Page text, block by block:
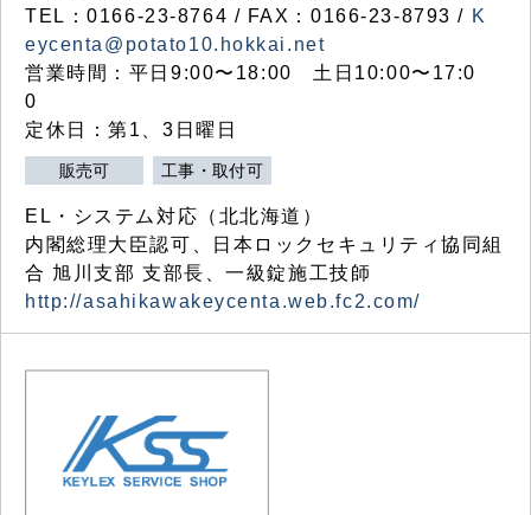
TEL：0166-23-8764 / FAX：0166-23-8793 / K
eycenta@potato10.hokkai.net
営業時間：平日9:00〜18:00 土日10:00〜17:0
0
定休日：第1、3日曜日
販売可 工事・取付可
EL・システム対応（北北海道）
内閣総理大臣認可、日本ロックセキュリティ協同組
合 旭川支部 支部長、一級錠施工技師
http://asahikawakeycenta.web.fc2.com/